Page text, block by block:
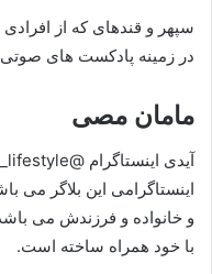
سپهر و قندهای که از
در زمینه پادکست های صوتی به ۱ میلیون دنبال کننده دست
مامان مصی
اینستاگرامی این بلاگر می
با خود همراه ساخته است.